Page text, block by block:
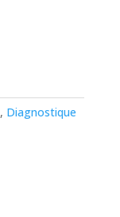
, Diagnostique